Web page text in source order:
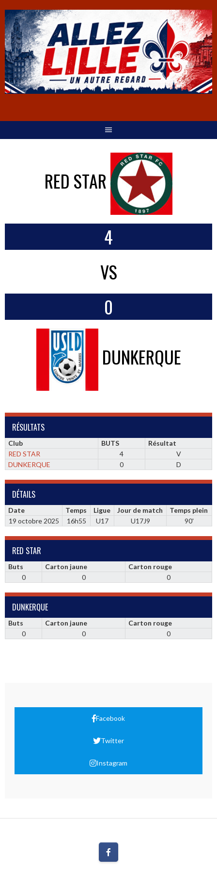
RED STAR
4
VS
0
DUNKERQUE
RÉSULTATS
Club BUTS
Résultat
RED STAR
4
V
DUNKERQUE
0 D
DÉTAILS
Date Temps Ligue Jour de match
Temps plein
19 octobre 2025
16h55 U17 U17J9 90'
RED STAR
Buts Carton jaune
Carton rouge
0
0 0
DUNKERQUE
Buts Carton jaune
Carton rouge
0
0 0
Facebook
Twitter
Instagram